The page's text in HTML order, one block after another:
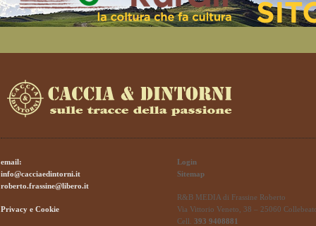
email:
info@cacciaedintorni.it
roberto.frassine@libero.it
Privacy e Cookie
Login
Sitemap
R&B MEDIA di Frassine Roberto
Via Vittorio Veneto, 38 – 25060
Cell. 393 9408881